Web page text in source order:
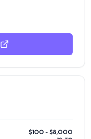
$100 - $8,000